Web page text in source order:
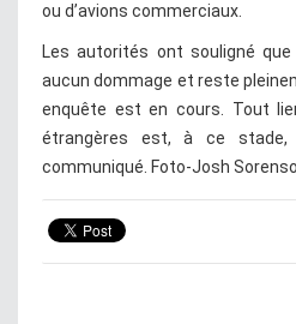
ou d’avions commerciaux.
Les autorités ont souligné que
aucun dommage et reste
enquête est en cours. Tout
étrangères est, à ce stade,
communiqué. Foto-Josh